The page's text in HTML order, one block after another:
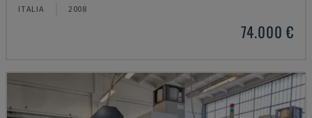
ITALIA 2008
74.000 €